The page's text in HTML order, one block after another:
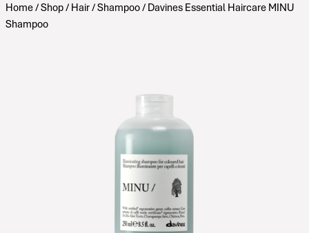
Home/Shop/ Hair/Shampoo/ Davines Essential Haircare MINU
Shampoo